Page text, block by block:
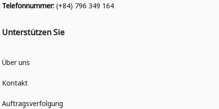
Telefonnummer: (+84) 796 349 164
Unterstützen Sie
Über uns
Kontakt
Auftragsverfolgung